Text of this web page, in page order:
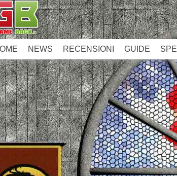
NEWS RECENSIONI GUIDE